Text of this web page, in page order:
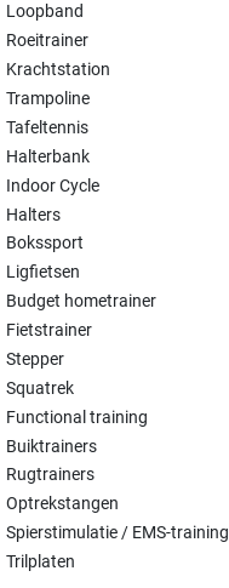
Loopband
Roeitrainer
Krachtstation
Trampoline
Tafeltennis
Halterbank
Indoor Cycle
Halters
Bokssport
Ligfietsen
Budget hometrainer
Fietstrainer
Stepper
Squatrek
Functional training
Buiktrainers
Rugtrainers
Optrekstangen
Spierstimulatie / EMS-training
Trilplaten